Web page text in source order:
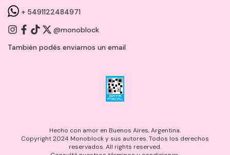
+ 5491122484971
@monoblock
También podés enviarnos un email
Hecho con amor en Buenos Aires, Argentina.
Copyright 2024 Monoblock y sus autores. Todos los derechos
reservados. All rights reserved.